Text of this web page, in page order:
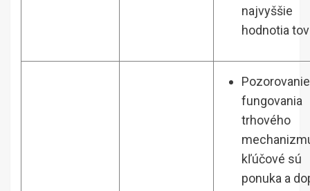
najvyššie
hodnotia
Pozorovanie
fungovania
trhového
kľúčové sú
ponuka a